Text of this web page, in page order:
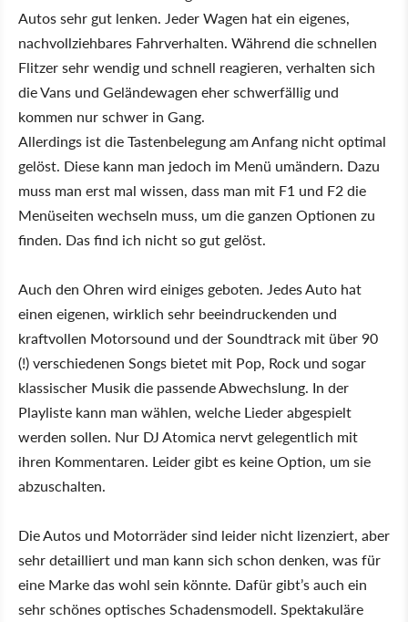
Autos sehr gut lenken. Jeder Wagen hat ein eigenes,
nachvollziehbares Fahrverhalten. Während die schnellen
Flitzer sehr wendig und schnell reagieren, verhalten sich
die Vans und Geländewagen eher schwerfällig und
kommen nur schwer in Gang.
Allerdings ist die Tastenbelegung am Anfang nicht optimal
gelöst. Diese kann man jedoch im Menü umändern. Dazu
muss man erst mal wissen, dass man mit F1 und F2 die
Menüseiten wechseln muss, um die ganzen Optionen zu
finden. Das find ich nicht so gut gelöst.
Auch den Ohren wird einiges geboten. Jedes Auto hat
einen eigenen, wirklich sehr beeindruckenden und
kraftvollen Motorsound und der Soundtrack mit über 90
(!) verschiedenen Songs bietet mit Pop, Rock und sogar
klassischer Musik die passende Abwechslung. In der
Playliste kann man wählen, welche Lieder abgespielt
werden sollen. Nur DJ Atomica nervt gelegentlich mit
ihren Kommentaren. Leider gibt es keine Option, um sie
abzuschalten.
Die Autos und Motorräder sind leider nicht lizenziert, aber
sehr detailliert und man kann sich schon denken, was für
eine Marke das wohl sein könnte. Dafür gibt’s auch ein
sehr schönes optisches Schadensmodell. Spektakuläre